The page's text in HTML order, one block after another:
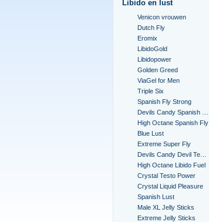
Libido en lust
Venicon vrouwen
Dutch Fly
Eromix
LibidoGold
Libidopower
Golden Greed
ViaGel for Men
Triple Six
Spanish Fly Strong
High Octane Spanish Fly
Blue Lust
Extreme Super Fly
High Octane Libido Fuel
Crystal Testo Power
Crystal Liquid Pleasure
Spanish Lust
Male XL Jelly Sticks
Extreme Jelly Sticks